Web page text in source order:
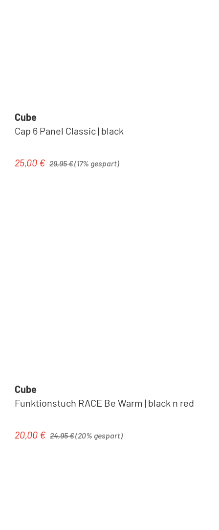
Cube
Cap 6 Panel Classic | black
Verkaufspreis:
25,00 € Regulärer Preis:
29,95 €(17% gespart)
Cube
Funktionstuch RACE Be Warm | black n red
Verkaufspreis:
20,00 € 24,95 €(20% gespart)